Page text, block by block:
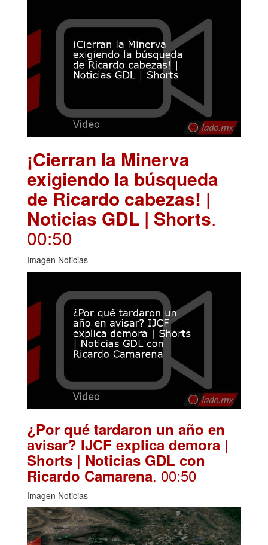
¡Cierran la Minerva
exigiendo la búsqueda
de Ricardo cabezas! |
Noticias GDL | Shorts.
00:50
Imagen Noticias
¿Por qué tardaron un año en
avisar? IJCF explica demora |
Shorts | Noticias GDL con
Ricardo Camarena. 00:50
Imagen Noticias